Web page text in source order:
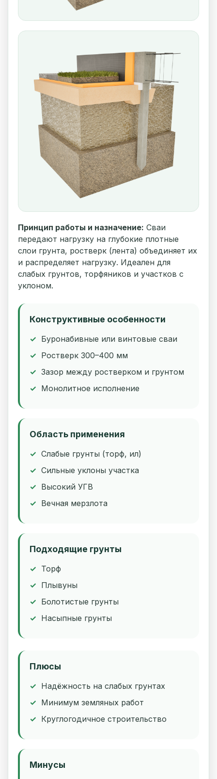
Принцип работы и назначение: Сваи
передают нагрузку на глубокие плотные
слои грунта, ростверк (лента) объединяет их
и распределяет нагрузку. Идеален для
слабых грунтов, торфяников и участков с
уклоном.
Конструктивные особенности
Буронабивные или винтовые сваи
Ростверк 300–400 мм
Зазор между ростверком и грунтом
Монолитное исполнение
Область применения
Слабые грунты (торф, ил)
Сильные уклоны участка
Высокий УГВ
Вечная мерзлота
Подходящие грунты
Торф
Плывуны
Болотистые грунты
Насыпные грунты
Плюсы
Надёжность на слабых грунтах
Минимум земляных работ
Круглогодичное строительство
Минусы